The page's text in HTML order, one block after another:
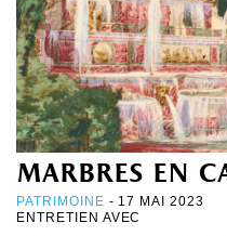
ABONNEMENT
marbres en
PATRIMOINE - 17 MAI 2023
ENTRETIEN AVEC